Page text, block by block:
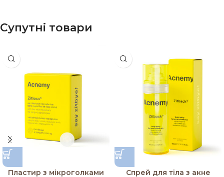
Супутні товари
Пластир з мікроголками
Спрей для тіла з акне